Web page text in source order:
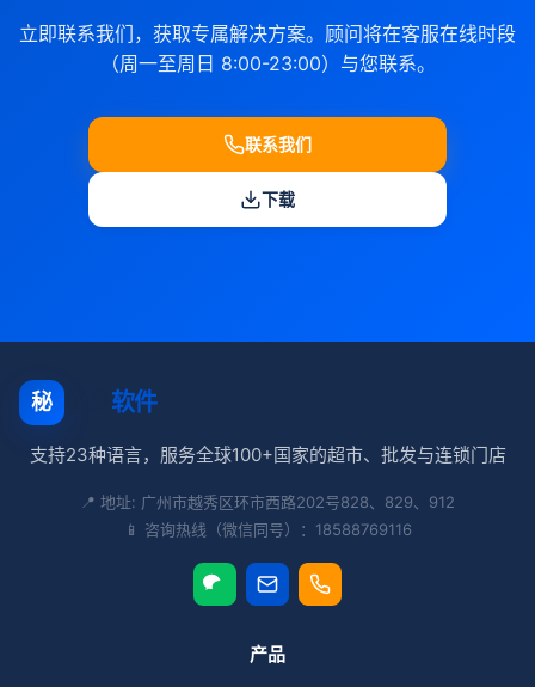
立即联系我们，获取专属解决方案。顾问将在客服在线时段
（周一至周日 8:00-23:00）与您联系。
联系我们
下载
秘 软件
支持23种语言，服务全球100+国家的超市、批发与连锁门店
📍 地址: 广州市越秀区环市西路202号828、829、912
📱 咨询热线（微信同号）：18588769116
产品